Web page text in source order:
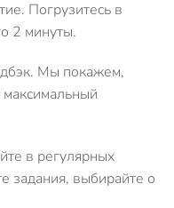
Погрузитесь в
2 минуты.
Мы покажем,
в регулярных
задания, выбирайте о